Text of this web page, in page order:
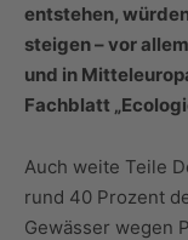
entstehen,
steigen – vor
und in
Fachblatt
Auch weite Teile
rund 40 Prozent
Gewässer wegen